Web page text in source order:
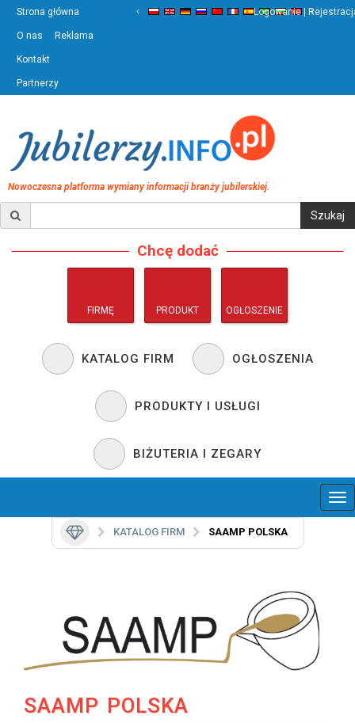
Strona główna
O nas Reklama
Kontakt
Partnerzy
‹ ›
Logowanie |
Nowoczesna platforma wymiany informacji branży jubilerskiej.
Chcę dodać
FIRMĘ PRODUKT OGŁOSZENIE
KATALOG FIRM OGŁOSZENIA
PRODUKTY I USŁUGI
BIŻUTERIA I ZEGARY
KATALOG FIRM SAAMP POLSKA
SAAMP POLSKA